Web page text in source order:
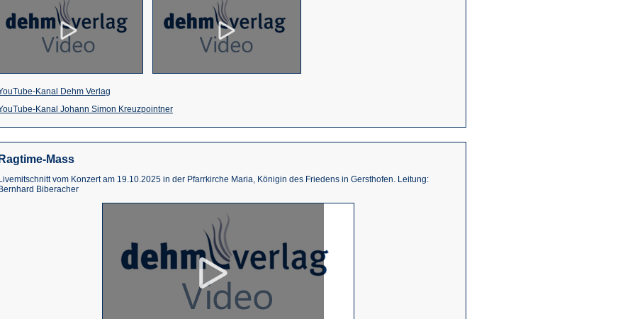
Kanal Dehm Verlag
in
einem
neuen
Kanal Johann Simon Kreuzpointner(Öffnet
in
einem
Tab)
Mass
vom Konzert am 19.10.2025 in der Pfarrkirche Maria, Königin des Friedens in Gersthofen. Leitung:
Biberacher